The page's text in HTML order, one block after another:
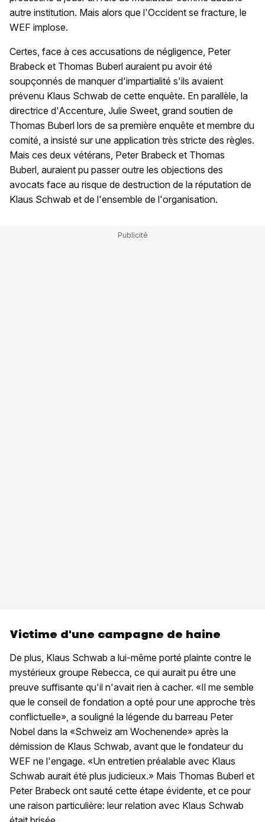
autre institution. Mais alors que l'Occident se fracture, le
WEF implose.
Certes, face à ces accusations de négligence, Peter
Brabeck et Thomas Buberl auraient pu avoir été
soupçonnés de manquer d'impartialité s'ils avaient
prévenu Klaus Schwab de cette enquête. En parallèle, la
directrice d'Accenture, Julie Sweet, grand soutien de
Thomas Buberl lors de sa première enquête et membre du
comité, a insisté sur une application très stricte des règles.
Mais ces deux vétérans, Peter Brabeck et Thomas
Buberl, auraient pu passer outre les objections des
avocats face au risque de destruction de la réputation de
Klaus Schwab et de l'ensemble de l'organisation.
Victime d'une campagne de haine
De plus, Klaus Schwab a lui-même porté plainte contre le
mystérieux groupe Rebecca, ce qui aurait pu être une
preuve suffisante qu'il n'avait rien à cacher. «Il me semble
que le conseil de fondation a opté pour une approche très
conflictuelle», a souligné la légende du barreau Peter
Nobel dans la «Schweiz am Wochenende» après la
démission de Klaus Schwab, avant que le fondateur du
WEF ne l'engage. «Un entretien préalable avec Klaus
Schwab aurait été plus judicieux.» Mais Thomas Buberl et
Peter Brabeck ont sauté cette étape évidente, et ce pour
une raison particulière: leur relation avec Klaus Schwab